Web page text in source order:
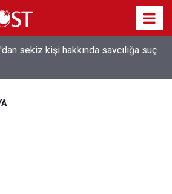
sekiz kişi hakkında savcılığa suç